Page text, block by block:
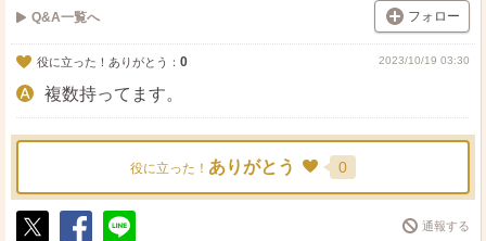
Q&A一覧へ フォロー
役に立った！ありがとう： 0 2023/10/19 03:30
複数持ってます。
役に立った！ ありがとう 0
通報する